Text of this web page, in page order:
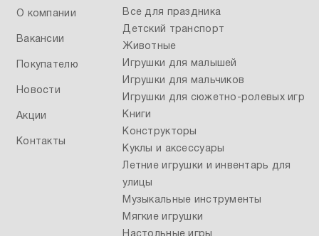
О компании
Вакансии
Покупателю
Новости
Акции
Контакты
Все для праздника
Детский транспорт
Животные
Игрушки для малышей
Игрушки для мальчиков
Игрушки для сюжетно-ролевых игр
Книги
Конструкторы
Куклы и аксессуары
Летние игрушки и инвентарь для
улицы
Музыкальные инструменты
Мягкие игрушки